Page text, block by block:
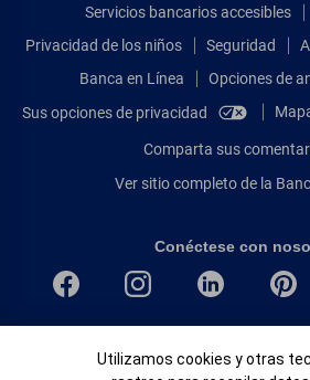
Servicios bancarios accesibles
Privacidad de los niños
Seguridad
Banca en Línea
Opciones de
Sus opciones de privacidad
Comparta sus
Ver sitio completo de la
Conéctese con
Igualdad de oportunidades en
Banner de Cookies
Utilizamos cookies y otras